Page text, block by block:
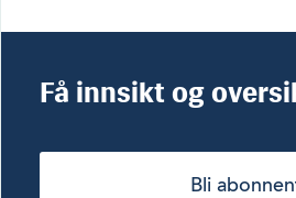
Få innsikt og
Bli